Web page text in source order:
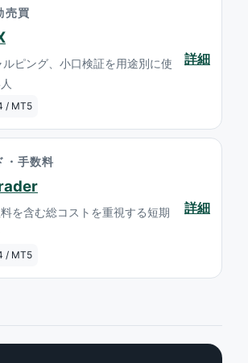
売買
ルピング、小口検証を用途別に使
/ MT5
詳細
・手数料
を含む総コストを重視する短期
/ MT5
詳細